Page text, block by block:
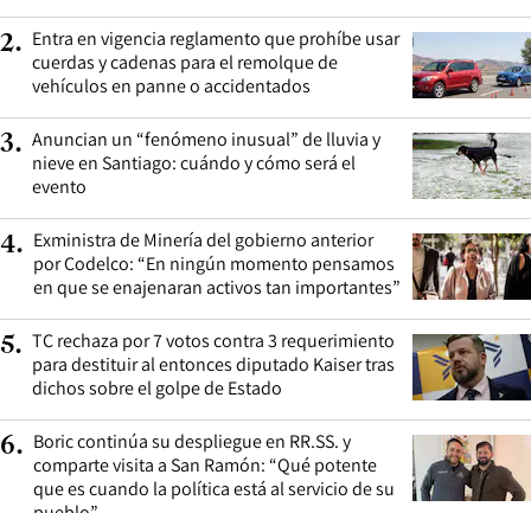
2. Entra en vigencia reglamento que prohíbe usar
cuerdas y cadenas para el remolque de
vehículos en panne o accidentados
3. Anuncian un “fenómeno inusual” de lluvia y
nieve en Santiago: cuándo y cómo será el
evento
4. Exministra de Minería del gobierno anterior
por Codelco: “En ningún momento pensamos
en que se enajenaran activos tan importantes”
5. TC rechaza por 7 votos contra 3 requerimiento
para destituir al entonces diputado Kaiser tras
dichos sobre el golpe de Estado
6. Boric continúa su despliegue en RR.SS. y
comparte visita a San Ramón: “Qué potente
que es cuando la política está al servicio de su